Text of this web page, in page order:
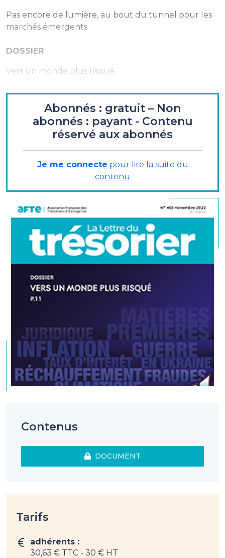
Pas encore de lumière, au bout du tunnel pour les
marchés émergents
DOSSIER
Vers un monde plus risqué
ENTRETIEN
Aurélie Lavoute-Peuvrel, directrice du
financement et de la trésorerie, Roullier :
l'entreprise... »
Abonnés : gratuit – Non
abonnés : payant - Contenu
réservé aux abonnés
Je me connecte pour lire la suite du
contenu
Contenus
DOCUMENT
Tarifs
adhérents :
30,63 € TTC - 30 € HT